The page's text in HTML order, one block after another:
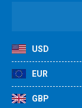
USD
EUR
GBP